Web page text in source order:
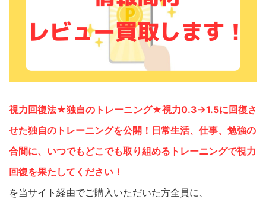
視力回復法★独自のトレーニング★視力0.3→1.5に回復さ
せた独自のトレーニングを公開！日常生活、仕事、勉強の
合間に、いつでもどこでも取り組めるトレーニングで視力
回復を果たしてください！
を当サイト経由でご購入いただいた方全員に、